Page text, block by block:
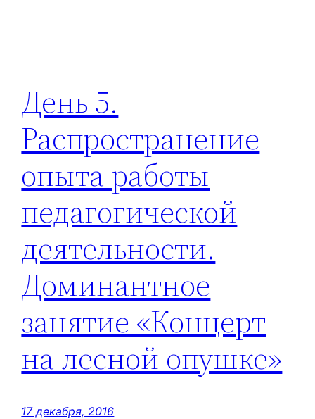
День 5.
Распространение
опыта работы
педагогической
деятельности.
Доминантное
занятие «Концерт
на лесной опушке»
17 декабря, 2016